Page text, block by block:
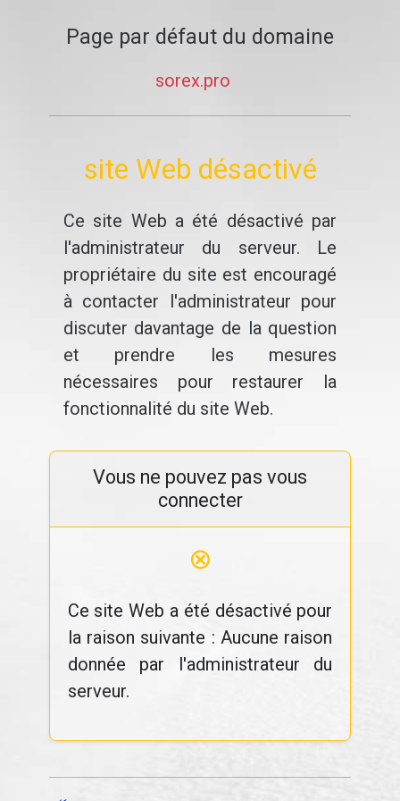
Page par défaut du domaine
sorex.pro
site Web désactivé
Ce site Web a été désactivé par
l'administrateur du serveur. Le
propriétaire du site est encouragé
à contacter l'administrateur pour
discuter davantage de la question
et prendre les mesures
nécessaires pour restaurer la
fonctionnalité du site Web.
Vous ne pouvez pas vous
connecter
⊗
Ce site Web a été désactivé pour
la raison suivante : Aucune raison
donnée par l'administrateur du
serveur.